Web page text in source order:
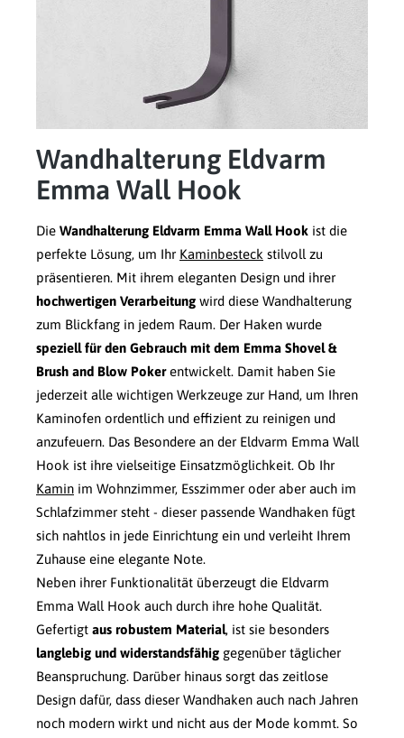
Wandhalterung Eldvarm
Emma Wall Hook
Die Wandhalterung Eldvarm Emma Wall Hook ist die
perfekte Lösung, um Ihr Kaminbesteck stilvoll zu
präsentieren. Mit ihrem eleganten Design und ihrer
hochwertigen Verarbeitung wird diese Wandhalterung
zum Blickfang in jedem Raum. Der Haken wurde
speziell für den Gebrauch mit dem Emma Shovel &
Brush and Blow Pokerentwickelt. Damit haben Sie
jederzeit alle wichtigen Werkzeuge zur Hand, um Ihren
Kaminofen ordentlich und effizient zu reinigen und
anzufeuern. Das Besondere an der Eldvarm Emma Wall
Hook ist ihre vielseitige Einsatzmöglichkeit. Ob Ihr
Kamin im Wohnzimmer, Esszimmer oder aber auch im
Schlafzimmer steht - dieser passende Wandhaken fügt
sich nahtlos in jede Einrichtung ein und verleiht Ihrem
Zuhause eine elegante Note.
Neben ihrer Funktionalität überzeugt die Eldvarm
Emma Wall Hook auch durch ihre hohe Qualität.
Gefertigt aus robustem Material, ist sie besonders
langlebig und widerstandsfähig gegenüber täglicher
Beanspruchung. Darüber hinaus sorgt das zeitlose
Design dafür, dass dieser Wandhaken auch nach Jahren
noch modern wirkt und nicht aus der Mode kommt. So